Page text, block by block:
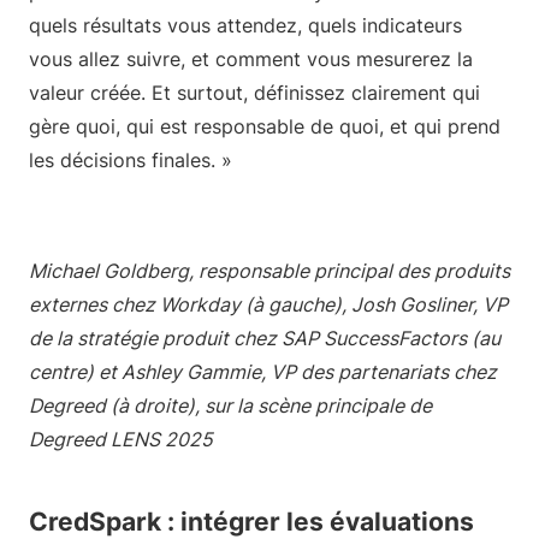
quels résultats vous attendez, quels indicateurs
vous allez suivre, et comment vous mesurerez la
valeur créée. Et surtout, définissez clairement qui
gère quoi, qui est responsable de quoi, et qui prend
les décisions finales. »
Michael Goldberg, responsable principal des produits
externes chez Workday (à gauche), Josh Gosliner, VP
de la stratégie produit chez SAP SuccessFactors (au
centre) et Ashley Gammie, VP des partenariats chez
Degreed (à droite), sur la scène principale de
Degreed LENS 2025
CredSpark : intégrer les évaluations